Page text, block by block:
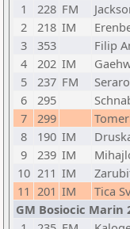
1
228 FM
2
218 IM
3
353 Filip
4
202 IM
5
237 FM
6
295
7
299
8
190 IM
9
239 IM
10 211 IM
11 201 IM Tica
GM Bosiocic Marin